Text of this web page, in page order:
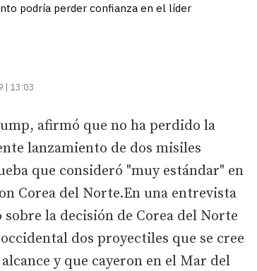
podría perder confianza en el líder
| 13:03
afirmó que no ha perdido la
lanzamiento de dos misiles
que consideró "muy estándar" en
Corea del Norte.En una entrevista
la decisión de Corea del Norte
dos proyectiles que se cree
y que cayeron en el Mar del